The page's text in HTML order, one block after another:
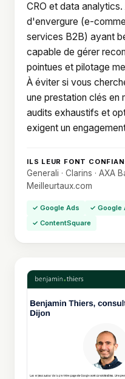
CRO et data
d'envergure (e-
services B2B) ayant
capable de gérer
pointues et pilotage
À éviter si vous
une prestation clés en
audits exhaustifs et
exigent un
ILS LEUR FONT
Generali · Clarins · AXA
Meilleurtaux.com
✓ Google Ads ✓ Google
✓ ContentSquare